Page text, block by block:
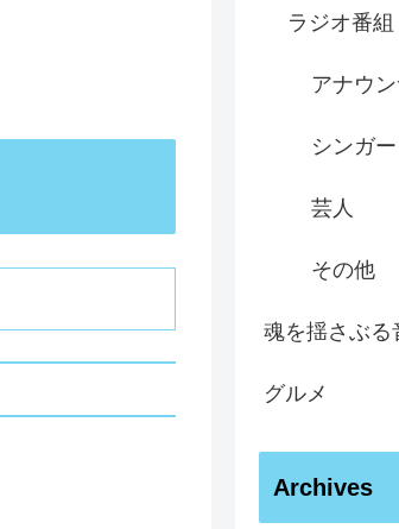
ラジオ番組
アナウ
シンガ
芸人
その他
魂を揺さぶる
グルメ
Archives